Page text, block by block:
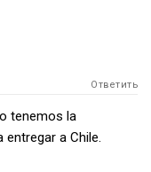
Ответить
tenemos la
entregar a Chile.